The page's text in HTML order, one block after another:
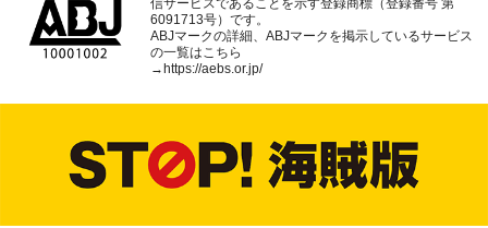
信サービスであることを示す登録商標（登録番号 第
6091713号）です。
ABJマークの詳細、ABJマークを掲示しているサービス
の一覧はこちら
→https://aebs.or.jp/